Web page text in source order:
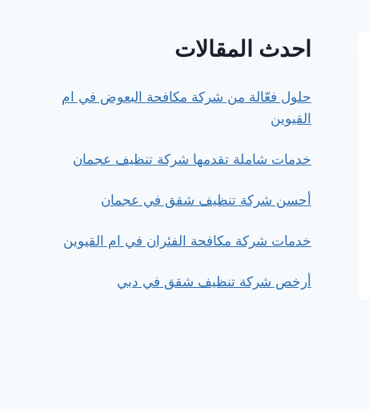
احدث المقالات
حلول فعّالة من شركة مكافحة البعوض في ام
القيوين
خدمات شاملة تقدمها شركة تنظيف عجمان
أحسن شركة تنظيف شقق في عجمان
خدمات شركة مكافحة الفئران في ام القيوين
أرخص شركة تنظيف شقق في دبي